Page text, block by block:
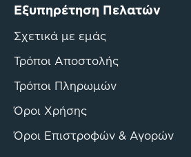
Εξυπηρέτηση Πελατών
Σχετικά με εμάς
Τρόποι Αποστολής
Τρόποι Πληρωμών
Όροι Χρήσης
Όροι Επιστροφών & Αγορών